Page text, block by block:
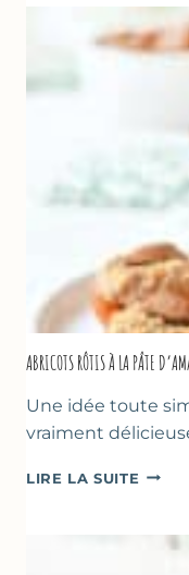
HUILE
ABRICOTS RÔTIS À LA PÂTE
Une idée toute
vraiment
LIRE LA SUITE